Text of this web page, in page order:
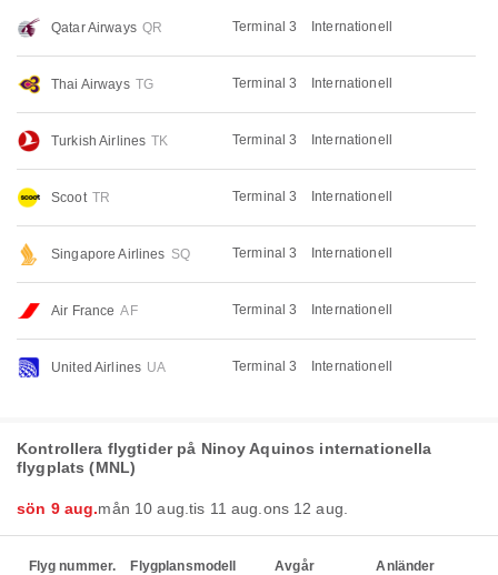
Qatar Airways QR Terminal 3 Internationell
Thai Airways TG Terminal 3 Internationell
Turkish Airlines TK Terminal 3 Internationell
Scoot TR Terminal 3 Internationell
Singapore Airlines SQ Terminal 3 Internationell
Air France AF Terminal 3 Internationell
United Airlines UA Terminal 3 Internationell
Kontrollera flygtider på Ninoy Aquinos internationella
flygplats (MNL)
sön 9 aug.mån 10 aug. tis 11 aug. ons 12 aug.
Flyg nummer. Flygplansmodell Avgår Anländer